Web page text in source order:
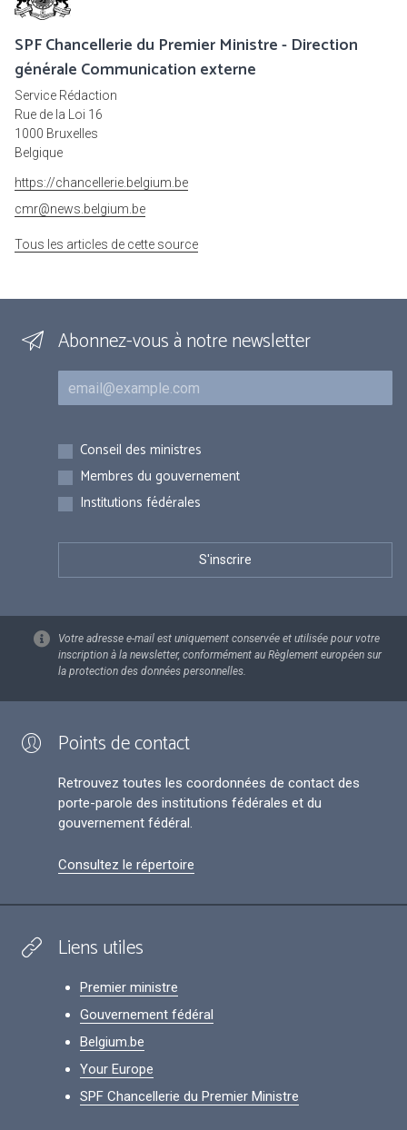
SPF Chancellerie du Premier Ministre - Direction
générale Communication externe
Service Rédaction
Rue de la Loi 16
1000 Bruxelles
Belgique
https://chancellerie.belgium.be
cmr@news.belgium.be
Tous les articles de cette source
Abonnez-vous à notre newsletter
Courriel
Inscriptions
Conseil des ministres
Membres du gouvernement
Institutions fédérales
Votre adresse e-mail est uniquement conservée et utilisée pour votre
inscription à la newsletter, conformément au Règlement européen sur
la protection des données personnelles.
Points de contact
Retrouvez toutes les coordonnées de contact des
porte-parole des institutions fédérales et du
gouvernement fédéral.
Consultez le répertoire
Liens utiles
Premier ministre
Gouvernement fédéral
Belgium.be
Your Europe
SPF Chancellerie du Premier Ministre